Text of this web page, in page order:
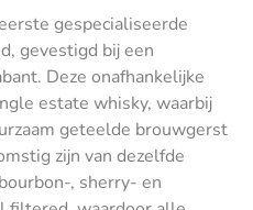
gespecialiseerde
gevestigd bij een
Deze onafhankelijke
estate whisky, waarbij
geteelde brouwgerst
zijn van dezelfde
, sherry- en